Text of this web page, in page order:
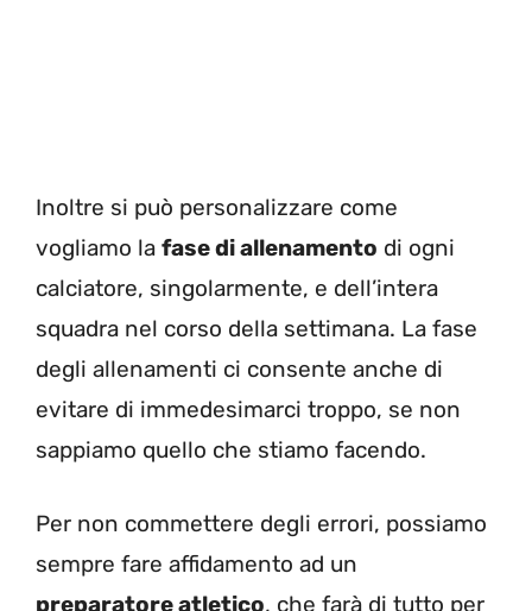
Inoltre si può personalizzare come
vogliamo la fase di allenamento di ogni
calciatore, singolarmente, e dell’intera
squadra nel corso della settimana. La fase
degli allenamenti ci consente anche di
evitare di immedesimarci troppo, se non
sappiamo quello che stiamo facendo.
Per non commettere degli errori, possiamo
sempre fare affidamento ad un
preparatore atletico, che farà di tutto per